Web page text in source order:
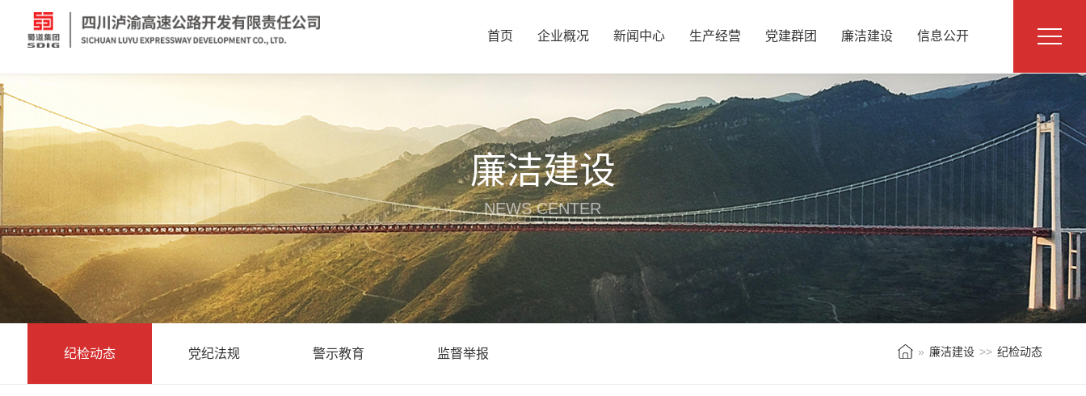
首页 企业概况 新闻中心 生产经营 党建群团 廉洁建设 信息公开
廉洁建设
NEWS CENTER
纪检动态 党纪法规 警示教育 监督举报 » 廉洁建设 >> 纪检动态